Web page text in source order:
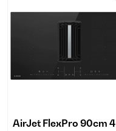
AirJet FlexPro 90cm 4